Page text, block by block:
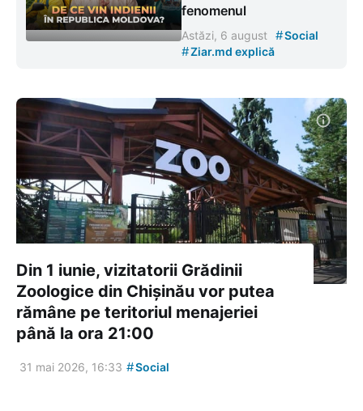
fenomenul
Astăzi, 6 august #Social
#Ziar.md explică
Din 1 iunie, vizitatorii Grădinii
Zoologice din Chișinău vor putea
rămâne pe teritoriul menajeriei
până la ora 21:00
31 mai 2026, 16:33 #Social